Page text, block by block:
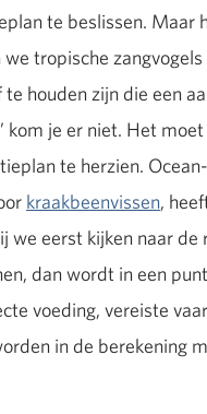
te beslissen.
we tropische
houden zijn die een
kom je er niet. Het
te herzien.
kraakbeenvissen,
we eerst kijken naar
dan wordt in een
voeding, vereiste
in de berekening